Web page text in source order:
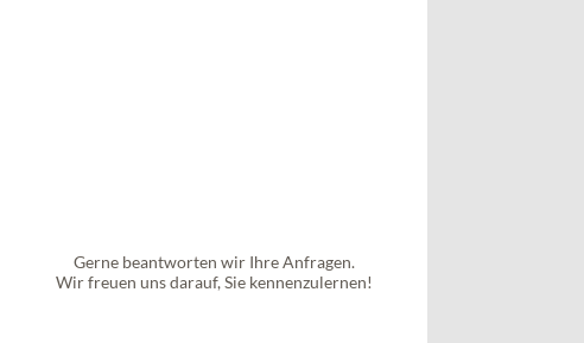
Gerne beantworten wir Ihre Anfragen.
Wir freuen uns darauf, Sie kennenzulernen!